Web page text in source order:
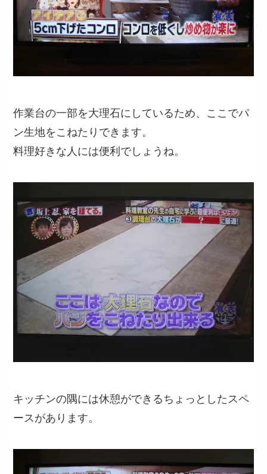
作業台の一部を大理石にしているため、ここでパ
ン生地をこねたりできます。
料理好きな人には便利でしょうね。
キッチンの隅には休憩ができるちょっとしたスペ
ースがあります。